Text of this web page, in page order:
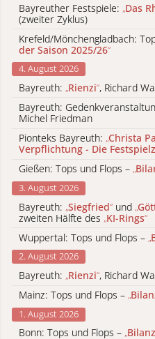
Bayreuther Festspiele: „Das
(zweiter Zyklus)
Krefeld/Mönchengladbach:
der Saison 2025/26“
4. August 2026
Bayreuth: „Rienzi“, Richard
Bayreuth:
Michel Friedman
Pionteks Bayreuth: „Christa
Verpflichtung - Die
Gießen: Tops und Flops – „
3. August 2026
Bayreuth: „Siegfried“ und „
zweiten Hälfte des „KI-Rings“
Wuppertal: Tops und Flops – „
2. August 2026
Bayreuth: „Rienzi“, Richard
Mainz: Tops und Flops – „
1. August 2026
Bonn: Tops und Flops – „